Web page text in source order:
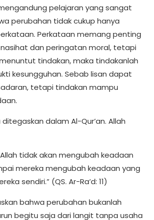
pelajaran yang sangat
perubahan tidak cukup hanya
Perkataan memang penting
dan peringatan moral, tetapi
tindakan, maka tindakanlah
kesungguhan. Sebab lisan dapat
tetapi tindakan mampu
dalam Al-Qur’an. Allah
tidak akan mengubah keadaan
mereka mengubah keadaan yang
sendiri.” (QS. Ar-Ra’d: 11)
bahwa perubahan bukanlah
begitu saja dari langit tanpa usaha